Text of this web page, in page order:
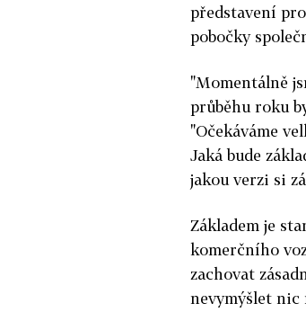
představení
pobočky
"Momentálně
průběhu roku
"Očekáváme
Jaká bude
jakou verzi si
Základem je
komerčního
zachovat
nevymýšlet nic